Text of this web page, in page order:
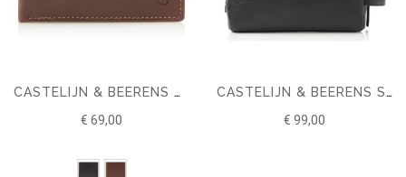
CASTELIJN & BEERENS CANYON BILLFOLD 8 PASJES RFID
€ 69,00
CASTELIJN & BEERENS SIERRA WASHBAG
€ 99,00